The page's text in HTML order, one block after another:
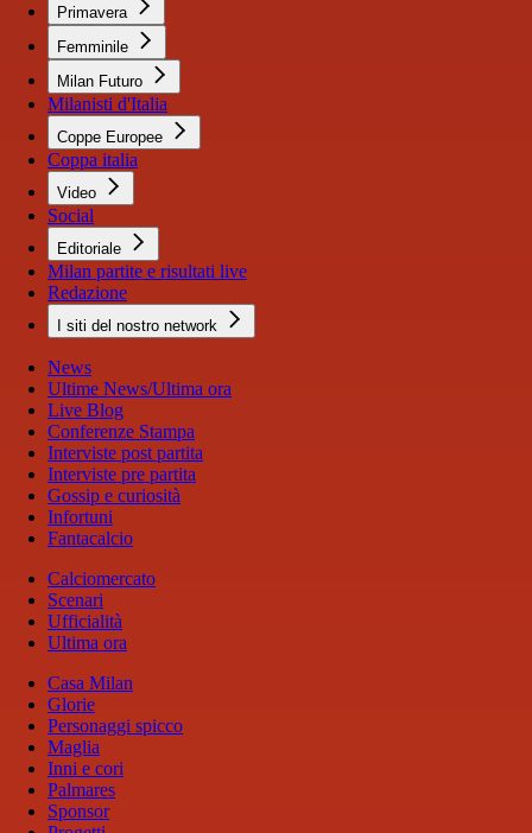
Primavera
Femminile
Milan Futuro
Milanisti d'Italia
Coppe Europee
Coppa italia
Video
Social
Editoriale
Milan partite e risultati live
Redazione
I siti del nostro network
News
Ultime News/Ultima ora
Live Blog
Conferenze Stampa
Interviste post partita
Interviste pre partita
Gossip e curiosità
Infortuni
Fantacalcio
Calciomercato
Scenari
Ufficialità
Ultima ora
Casa Milan
Glorie
Personaggi spicco
Maglia
Inni e cori
Palmares
Sponsor